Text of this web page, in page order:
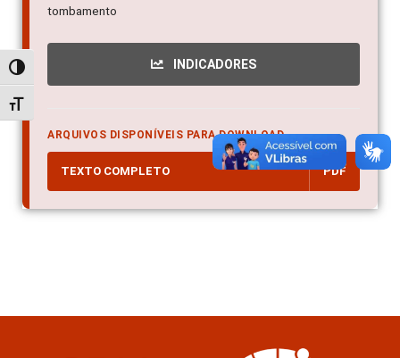
Alternar alto contraste
Alternar tamanho da fonte
tombamento
INDICADORES
ARQUIVOS DISPONÍVEIS PARA DOWNLOAD
TEXTO COMPLETO PDF